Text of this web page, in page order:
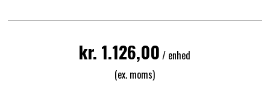
kr. 1.126,00 / enhed
(ex. moms)